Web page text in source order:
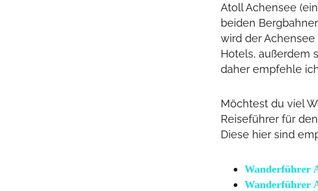
Atoll Achensee
beiden
wird der
Hotels, außerdem
daher empfehle
Möchtest du viel
Reiseführer für
Diese hier sind
Wanderführer
Wanderführer